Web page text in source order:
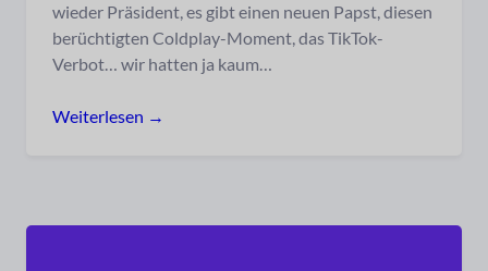
wieder Präsident, es gibt einen neuen Papst, diesen
berüchtigten Coldplay-Moment, das TikTok-
Verbot… wir hatten ja kaum…
Weiterlesen →